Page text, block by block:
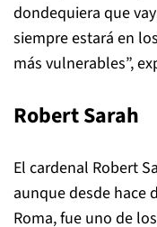
dondequiera que
siempre estará en
más vulnerables”,
Robert Sarah
El cardenal Robert
aunque desde hace
Roma, fue uno de